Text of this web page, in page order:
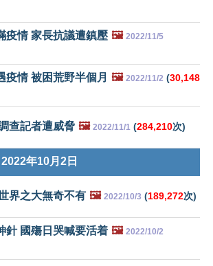
疫情 家長抗議遭鎮壓 🖼️ 2022/11/5
疫情 被困荒野半個月 🖼️ 2022/11/2 (30,148
查記者遭威脅 🖼️ 2022/11/1 (284,210次)
2022年10月2日
界之大無奇不有 🖼️ 2022/10/3 (189,272次)
針 國殤日哭喊要活着 🖼️ 2022/10/2